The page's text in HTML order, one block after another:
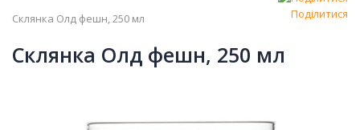
Склянка Олд фешн, 250 мл
Поділитися
Склянка Олд фешн, 250 мл